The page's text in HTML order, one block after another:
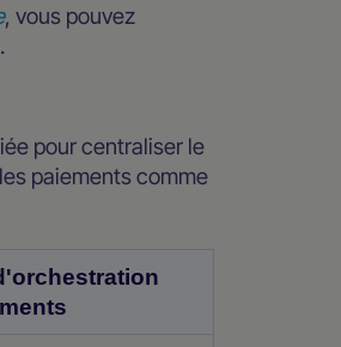
, vous pouvez
pour centraliser le
paiements comme